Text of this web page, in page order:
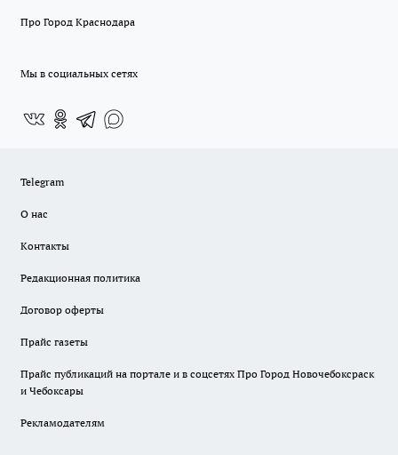
Про Город Краснодара
Мы в социальных сетях
Telegram
О нас
Контакты
Редакционная политика
Договор оферты
Прайс газеты
Прайс публикаций на портале и в соцсетях Про Город Новочебоксраск
и Чебоксары
Рекламодателям